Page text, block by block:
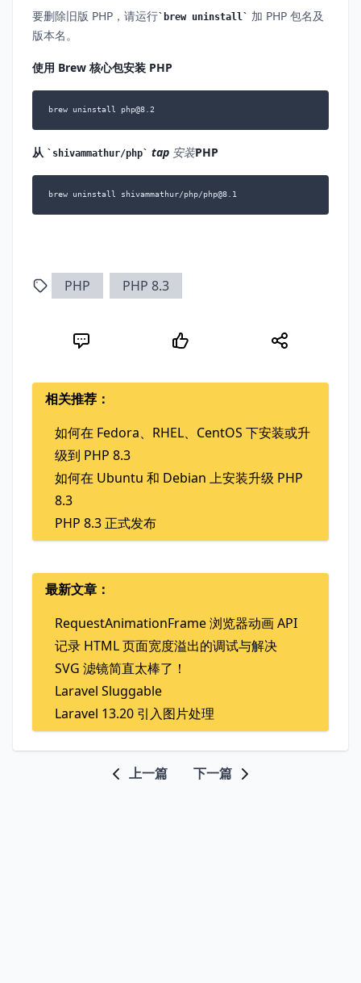
要删除旧版 PHP，请运行 brew uninstall
加 PHP 包名及
版本名。
使用 Brew 核心包安装 PHP
brew uninstall php@8.2
从 shivammathur/php tap 安装PHP
brew uninstall shivammathur/php/php@8.1
PHP PHP 8.3
相关推荐：
如何在 Fedora、RHEL、CentOS 下安装或升
级到 PHP 8.3
如何在 Ubuntu 和 Debian 上安装升级 PHP
8.3
PHP 8.3 正式发布
最新文章：
RequestAnimationFrame 浏览器动画 API
记录 HTML 页面宽度溢出的调试与解决
SVG 滤镜简直太棒了！
Laravel Sluggable
Laravel 13.20 引入图片处理
上一篇 下一篇